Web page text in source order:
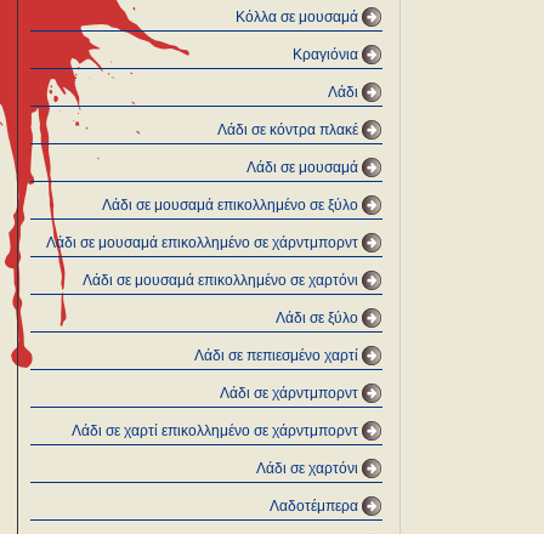
Κόλλα σε μουσαμά
Κραγιόνια
Λάδι
Λάδι σε κόντρα πλακέ
Λάδι σε μουσαμά
Λάδι σε μουσαμά επικολλημένο σε ξύλο
Λάδι σε μουσαμά επικολλημένο σε χάρντμπορντ
Λάδι σε μουσαμά επικολλημένο σε χαρτόνι
Λάδι σε ξύλο
Λάδι σε πεπιεσμένο χαρτί
Λάδι σε χάρντμπορντ
Λάδι σε χαρτί επικολλημένο σε χάρντμπορντ
Λάδι σε χαρτόνι
Λαδοτέμπερα